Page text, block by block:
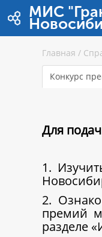
Ugrás a tartalomhoz
МИС
Главная /
Конкурс
Для
1.
2.
премий
разделе